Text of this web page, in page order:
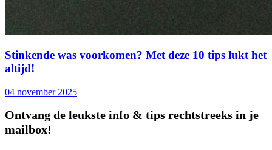
Stinkende was voorkomen? Met deze 10 tips lukt het
altijd!
04 november 2025
Ontvang de leukste info & tips rechtstreeks in je
mailbox!